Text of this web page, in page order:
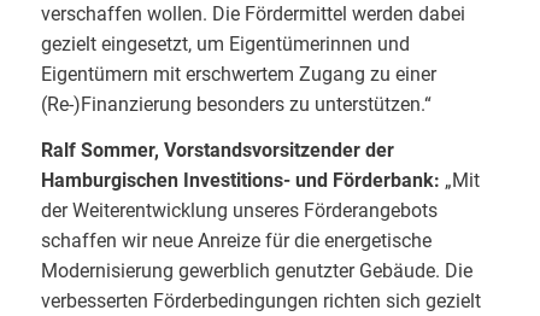
verschaffen wollen. Die Fördermittel werden dabei
gezielt eingesetzt, um Eigentümerinnen und
Eigentümern mit erschwertem Zugang zu einer
(Re-)Finanzierung besonders zu unterstützen.“
Ralf Sommer, Vorstandsvorsitzender der
Hamburgischen Investitions- und Förderbank: „Mit
der Weiterentwicklung unseres Förderangebots
schaffen wir neue Anreize für die energetische
Modernisierung gewerblich genutzter Gebäude. Die
verbesserten Förderbedingungen richten sich gezielt